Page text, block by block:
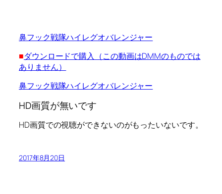
鼻フック戦隊ハイレグオバレンジャー
■ダウンロードで購入（この動画はDMMのものでは
ありません）
鼻フック戦隊ハイレグオバレンジャー
HD画質が無いです
HD画質での視聴ができないのがもったいないです。
2017年8月20日